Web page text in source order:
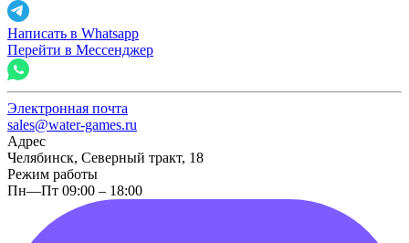
Написать в Whatsapp
Перейти в Мессенджер
Электронная почта
sales@water-games.ru
Адрес
Челябинск, Северный тракт, 18
Режим работы
Пн—Пт 09:00 – 18:00